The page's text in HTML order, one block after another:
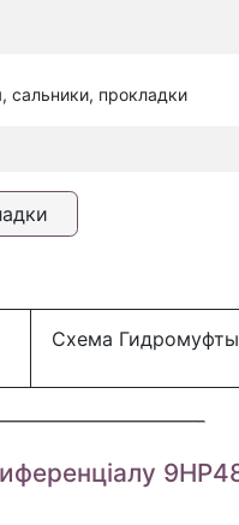
сальники, прокладки
Схема Гидромуфты